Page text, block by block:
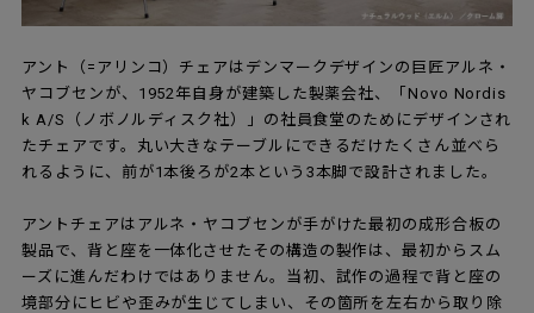
アント（=アリンコ）チェアはデンマークデザインの巨匠アルネ・
ヤコブセンが、1952年自身が建築した製薬会社、「Novo Nordis
k A/S（ノボノルディスク社）」の社員食堂のためにデザインされ
たチェアです。丸い大きなテーブルにできるだけたくさん並べら
れるように、前が1本後ろが2本という3本脚で設計されました。
アントチェアはアルネ・ヤコブセンが手がけた最初の成形合板の
製品で、背と座を一体化させたその構造の製作は、最初からスム
ーズに進んだわけではありません。当初、試作の過程で背と座の
境部分にヒビや歪みが生じてしまい、その箇所を左右から取り除